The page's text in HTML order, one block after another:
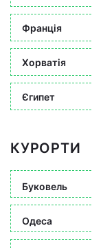
Франція
Хорватія
Єгипет
КУРОРТИ
Буковель
Одеса